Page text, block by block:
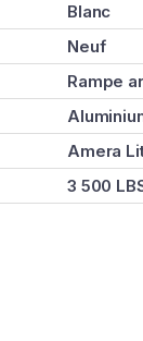
Blanc
Neuf
Rampe
Amera
3 500